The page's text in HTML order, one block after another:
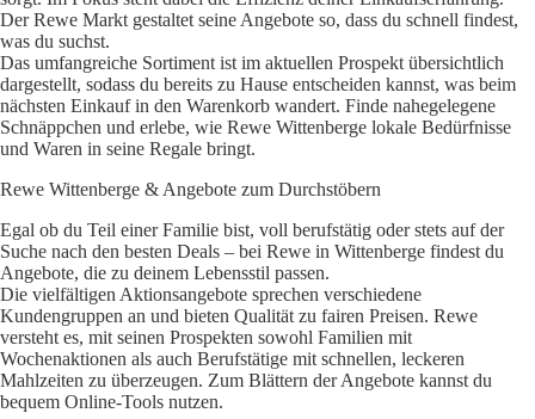
Der Rewe Markt gestaltet seine Angebote so, dass du schnell findest,
was du suchst.
Das umfangreiche Sortiment ist im aktuellen Prospekt übersichtlich
dargestellt, sodass du bereits zu Hause entscheiden kannst, was beim
nächsten Einkauf in den Warenkorb wandert. Finde nahegelegene
Schnäppchen und erlebe, wie Rewe Wittenberge lokale Bedürfnisse
und Waren in seine Regale bringt.
Rewe Wittenberge & Angebote zum Durchstöbern
Egal ob du Teil einer Familie bist, voll berufstätig oder stets auf der
Suche nach den besten Deals – bei Rewe in Wittenberge findest du
Angebote, die zu deinem Lebensstil passen.
Die vielfältigen Aktionsangebote sprechen verschiedene
Kundengruppen an und bieten Qualität zu fairen Preisen. Rewe
versteht es, mit seinen Prospekten sowohl Familien mit
Wochenaktionen als auch Berufstätige mit schnellen, leckeren
Mahlzeiten zu überzeugen. Zum Blättern der Angebote kannst du
bequem Online-Tools nutzen.